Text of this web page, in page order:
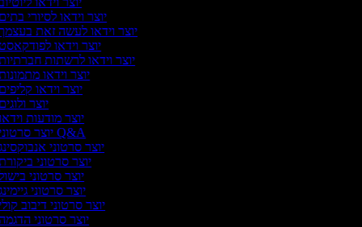
יוצר וידאו לסיורי
יוצר וידאו לעשה זאת
יוצר וידאו
יוצר וידאו לרשתות
יוצר וידאו
יוצר וידאו
יוצר
יוצר מודעות
יוצר סרטוני Q&A
יוצר סרטוני
יוצר סרטוני
יוצר סרטוני
יוצר סרטוני
יוצר סרטוני דיבוב
יוצר סרטוני